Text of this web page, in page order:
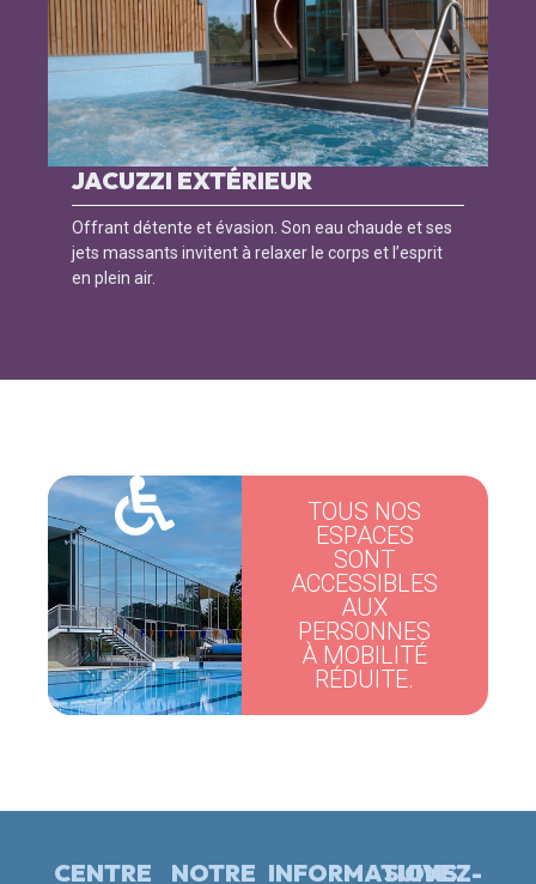
JACUZZI EXTÉRIEUR
Offrant détente et évasion. Son eau chaude et ses
jets massants invitent à relaxer le corps et l’esprit
en plein air.
TOUS NOS
ESPACES
SONT
ACCESSIBLES
AUX
PERSONNES
À MOBILITÉ
RÉDUITE.
CENTRE
NOTRE INFORMATIONS
SUIVEZ-